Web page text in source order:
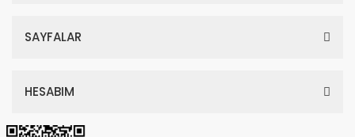
SAYFALAR
HESABIM